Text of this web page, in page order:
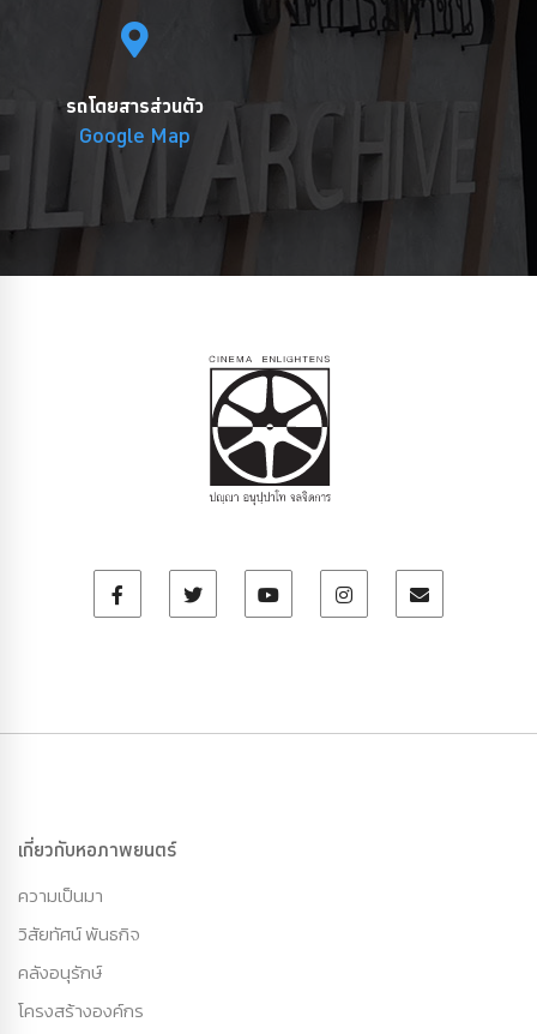
รถโดยสารส่วนตัว
Google Map
เกี่ยวกับหอภาพยนตร์
ความเป็นมา
วิสัยทัศน์ พันธกิจ
คลังอนุรักษ์
โครงสร้างองค์กร